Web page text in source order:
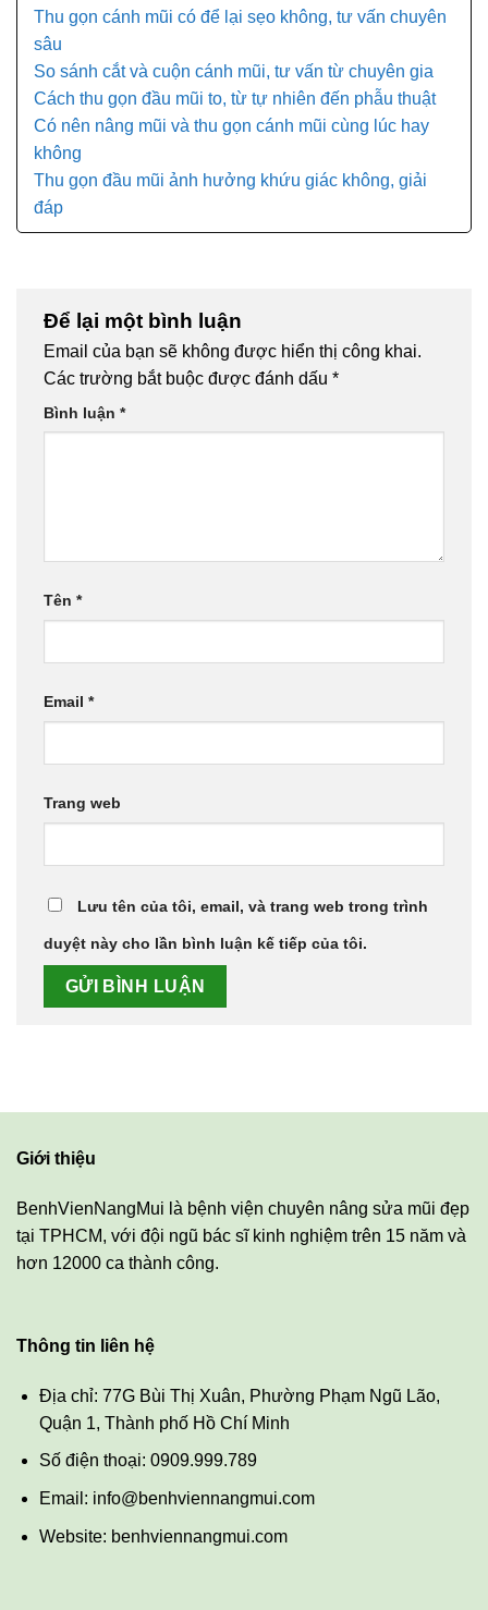
Thu gọn cánh mũi có để lại sẹo không, tư vấn chuyên
sâu
So sánh cắt và cuộn cánh mũi, tư vấn từ chuyên gia
Cách thu gọn đầu mũi to, từ tự nhiên đến phẫu thuật
Có nên nâng mũi và thu gọn cánh mũi cùng lúc hay
không
Thu gọn đầu mũi ảnh hưởng khứu giác không, giải
đáp
Để lại một bình luận
Email của bạn sẽ không được hiển thị công khai.
Các trường bắt buộc được đánh dấu *
Bình luận *
Tên *
Email *
Trang web
Lưu tên của tôi, email, và trang web trong trình
duyệt này cho lần bình luận kế tiếp của tôi.
Giới thiệu
BenhVienNangMui là bệnh viện chuyên nâng sửa mũi đẹp
tại TPHCM, với đội ngũ bác sĩ kinh nghiệm trên 15 năm và
hơn 12000 ca thành công.
Thông tin liên hệ
Địa chỉ: 77G Bùi Thị Xuân, Phường Phạm Ngũ Lão,
Quận 1, Thành phố Hồ Chí Minh
Số điện thoại: 0909.999.789
Email: info@benhviennangmui.com
Website: benhviennangmui.com